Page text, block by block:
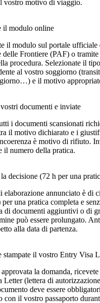
vostro motivo di viaggio.
il modulo online
il modulo sul portale ufficiale
Frontiere (PAF) o
procedura. Selezionate il
al vostro soggiorno
e il motivo
documenti e inviate
i documenti scansionati
il motivo dichiarato e i
è motivo di rifiuto.
il numero della pratica.
decisione (72 h per una
elaborazione annunciato è di
una pratica completa e
di documenti aggiuntivi o di
può essere prolungato.
alla data di partenza.
stampate il vostro Entry Visa
la domanda,
Letter (lettera di
deve essere
con il vostro passaporto